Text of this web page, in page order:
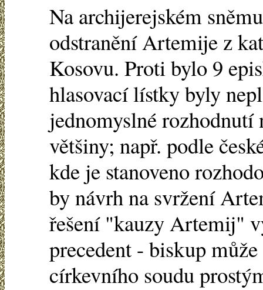
Na archijerejském
odstranění Artemije z
Kosovu. Proti bylo 9
hlasovací lístky byly
jednomyslné
většiny; např. podle
kde je stanoveno
by návrh na svržení
řešení "kauzy Artemij"
precedent - biskup
církevního soudu